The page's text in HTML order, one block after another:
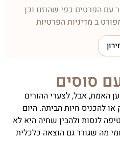
הפרטים כפי שהוזנו וכן
ב מדיניות הפרטיות
סוסים
האמת, אבל, לצערי ההורים
להכניס חיות הביתה. היום
לנסות ולהבין שחיה היא לא
מה שגורר גם הוצאה כלכלית